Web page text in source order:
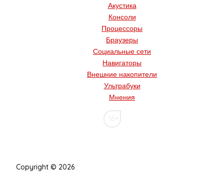
Акустика
Консоли
Процессоры
Браузеры
Социальные сети
Навигаторы
Внешние накопители
Ультрабуки
Мнения
Copyright © 2026